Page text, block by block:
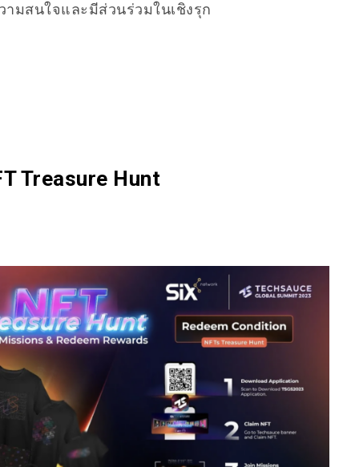
มสนใจและมีส่วนร่วมในเชิงรุก
Treasure Hunt